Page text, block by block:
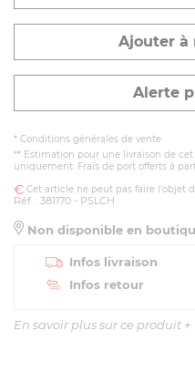
Ajouter à
Alerte
* Conditions générales de vente
** Estimation pour une livraison de
uniquement. Frais de port offerts à
Cet article ne peut pas faire l'objet
Réf. : 381170 - PSLCH
Non disponible en
Infos livraison
Infos retour
En savoir plus sur ce produit +